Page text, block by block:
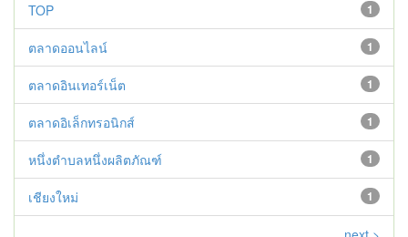
1
TOP
1
ตลาดออนไลน์
1
ตลาดอินเทอร์เน็ต
1
ตลาดอิเล็กทรอนิกส์
1
หนึ่งตำบลหนึ่งผลิตภัณฑ์
1
เชียงใหม่